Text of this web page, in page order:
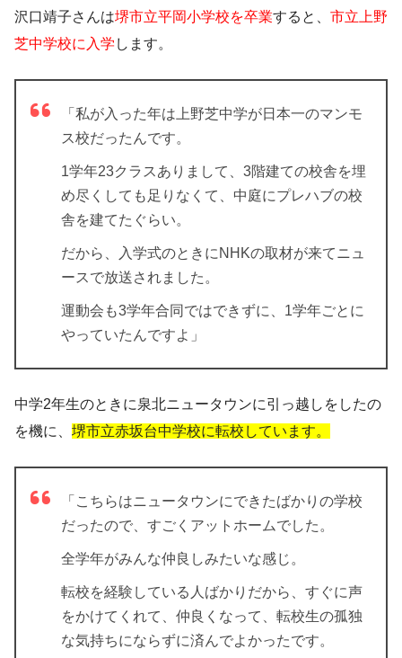
沢口靖子さんは堺市立平岡小学校を卒業すると、 市立上野
芝中学校に入学 します。
「私が入った年は上野芝中学が日本一のマンモ
ス校だったんです。
1学年23クラスありまして、3階建ての校舎を埋
め尽くしても足りなくて、中庭にプレハブの校
舎を建てたぐらい。
だから、入学式のときにNHKの取材が来てニュ
ースで放送されました。
運動会も3学年合同ではできずに、1学年ごとに
やっていたんですよ」
中学2年生のときに泉北ニュータウンに引っ越しをしたの
を機に、 堺市立赤坂台中学校に転校しています。
「こちらはニュータウンにできたばかりの学校
だったので、すごくアットホームでした。
全学年がみんな仲良しみたいな感じ。
転校を経験している人ばかりだから、すぐに声
をかけてくれて、仲良くなって、転校生の孤独
な気持ちにならずに済んでよかったです。